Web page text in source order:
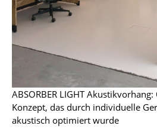
Einzelbetten
Kinderbetten
Nachttische & Bettzubehör
... alle Betten
ABSORBER LIGHT
Konzept, das durch individuelle
akustisch optimiert wurde